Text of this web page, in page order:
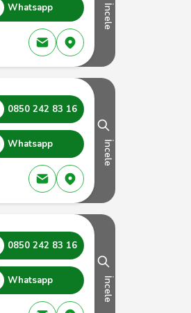
Whatsapp İncele
0850 242 83 16
Whatsapp İncele
0850 242 83 16
Whatsapp İncele